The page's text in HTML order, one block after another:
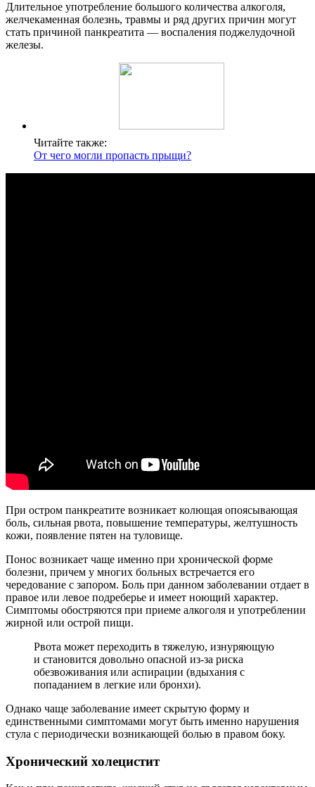
Длительное употребление большого количества алкоголя,
желчекаменная болезнь, травмы и ряд других причин могут
стать причиной панкреатита — воспаления поджелудочной
железы.
Читайте также:
От чего могли пропасть прыщи?
При остром панкреатите возникает колющая опоясывающая
боль, сильная рвота, повышение температуры, желтушность
кожи, появление пятен на туловище.
Понос возникает чаще именно при хронической форме
болезни, причем у многих больных встречается его
чередование с запором. Боль при данном заболевании отдает в
правое или левое подреберье и имеет ноющий характер.
Симптомы обостряются при приеме алкоголя и употреблении
жирной или острой пищи.
Рвота может переходить в тяжелую, изнуряющую
и становится довольно опасной из-за риска
обезвоживания или аспирации (вдыхания с
попаданием в легкие или бронхи).
Однако чаще заболевание имеет скрытую форму и
единственными симптомами могут быть именно нарушения
стула с периодически возникающей болью в правом боку.
Хронический холецистит